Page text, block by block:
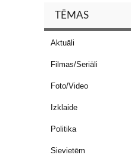
TĒMAS
Aktuāli
Filmas/Seriāli
Foto/Video
Izklaide
Politika
Sievietēm